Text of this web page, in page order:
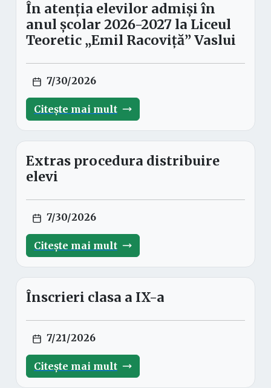
În atenția elevilor admiși în
anul școlar 2026-2027 la Liceul
Teoretic „Emil Racoviță” Vaslui
7/30/2026
Citește mai mult
Extras procedura distribuire
elevi
7/30/2026
Citește mai mult
Înscrieri clasa a IX-a
7/21/2026
Citește mai mult